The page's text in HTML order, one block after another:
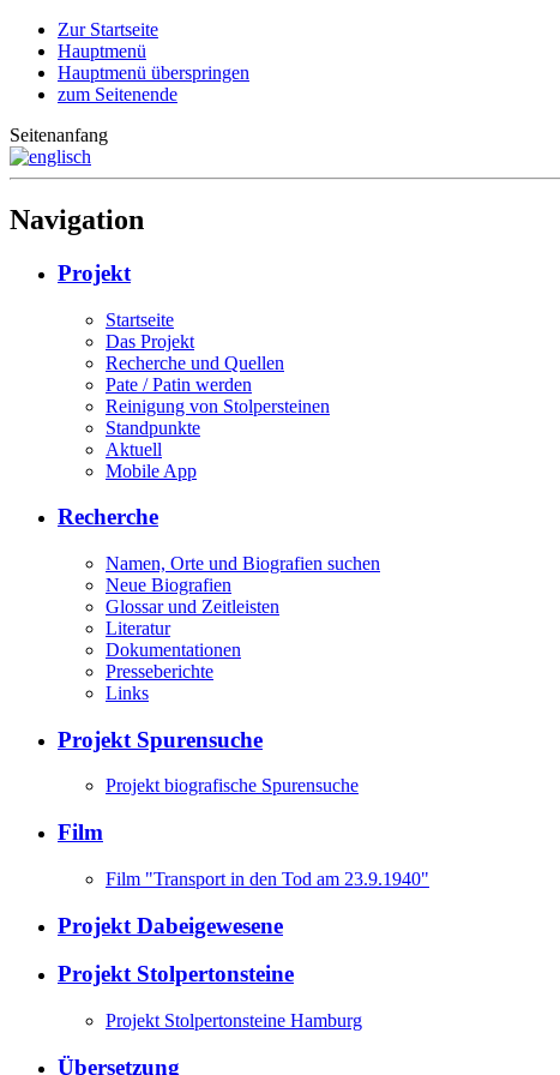
Zur Startseite
Hauptmenü
Hauptmenü überspringen
zum Seitenende
Seitenanfang
Navigation
Projekt
Startseite
Das Projekt
Recherche und Quellen
Pate / Patin werden
Reinigung von Stolpersteinen
Standpunkte
Aktuell
Mobile App
Recherche
Namen, Orte und Biografien suchen
Neue Biografien
Glossar und Zeitleisten
Literatur
Dokumentationen
Presseberichte
Links
Projekt Spurensuche
Projekt biografische Spurensuche
Film
Film "Transport in den Tod am 23.9.1940"
Projekt Dabeigewesene
Projekt Stolpertonsteine
Projekt Stolpertonsteine Hamburg
Übersetzung